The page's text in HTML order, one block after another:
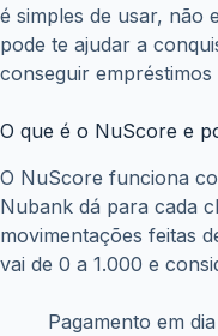
é simples de usar, não
pode te ajudar a
conseguir empréstimos
O que é o NuScore e
O NuScore funciona
Nubank dá para cada
movimentações feitas
vai de 0 a 1.000 e
Pagamento em